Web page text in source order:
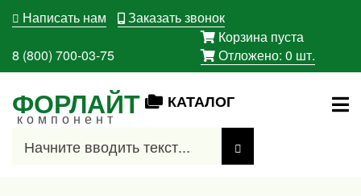
Написать нам Заказать звонок
8 (800) 700-03-75
Корзина пуста
Отложено: 0 шт.
ФОРЛАЙТ
компонент
КАТАЛОГ